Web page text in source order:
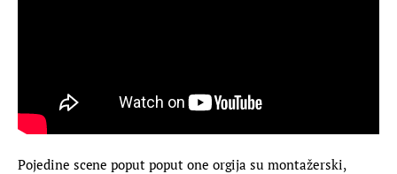
Pojedine scene poput poput one orgija su montažerski,